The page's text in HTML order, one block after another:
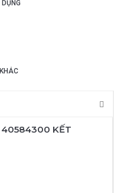
40584300 KẾT